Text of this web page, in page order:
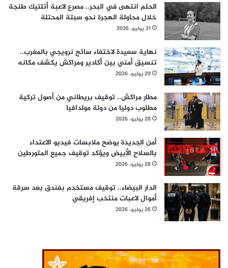
الحلم انتهى في البحر.. مصرع لاعبة أتلتيك طنجة
خلال محاولة الهجرة نحو سبتة المحتلة
31 يوليو، 2026
نهاية سعيدة لاختفاء سائح نرويجي بالمغرب..
تنسيق أمني بين أكادير ومراكش يكشف مكانه
29 يوليو، 2026
مطار مراكش.. توقيف بريطاني من أصول تركية
مطلوب دوليا من دولة مولدافيا
28 يوليو، 2026
أمن الجديدة يوضح ملابسات فيديو الاعتداء
بالسلاح الأبيض ويؤكد توقيف جميع المتورطين
28 يوليو، 2026
الدار البيضاء.. توقيف مستخدم بفندق بعد سرقة
أموال لاعبات منتخب إفريقي
26 يوليو، 2026